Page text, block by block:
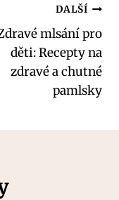
DALŠÍ
mlsání pro
děti: Recepty na
zdravé a chutné
pamlsky